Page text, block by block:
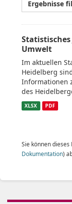
Ergebnisse
Umwelt
Im aktuellen
Heidelberg
Informationen
des
XLSX PDF
Sie können dieses
Dokumentation)